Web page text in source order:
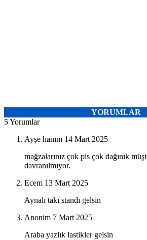
YORUMLAR
5 Yorumlar
Ayşe hanım 14 Mart 2025
mağzalarınız çok pis çok dağınık
davranılmıyor.
Ecem 13 Mart 2025
Aynalı takı standı gelsin
Anonim 7 Mart 2025
Araba yazlık lastikler gelsin